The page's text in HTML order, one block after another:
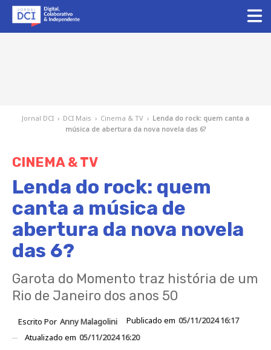
Jornal DCI › DCI Mais › Cinema & TV › Lenda do rock: quem canta a
música de abertura da nova novela das 6?
CINEMA & TV
Lenda do rock: quem
canta a música de
abertura da nova novela
das 6?
Garota do Momento traz história de um
Rio de Janeiro dos anos 50
Escrito Por Anny Malagolini Publicado em 05/11/2024 16:17
Atualizado em 05/11/2024 16:20